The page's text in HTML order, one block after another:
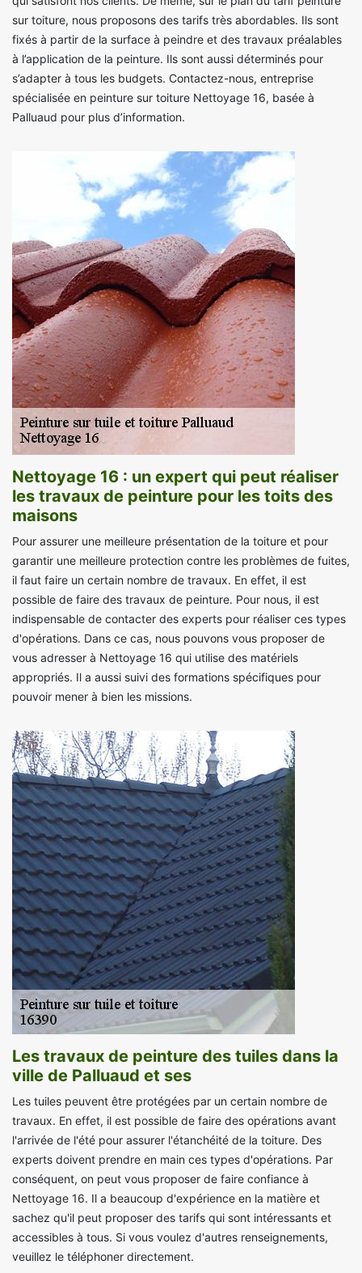
sur toiture, nous proposons des tarifs très abordables. Ils sont
fixés à partir de la surface à peindre et des travaux préalables
à l’application de la peinture. Ils sont aussi déterminés pour
s’adapter à tous les budgets. Contactez-nous, entreprise
spécialisée en peinture sur toiture Nettoyage 16, basée à
Palluaud pour plus d’information.
Nettoyage 16 : un expert qui peut réaliser
les travaux de peinture pour les toits des
maisons
Pour assurer une meilleure présentation de la toiture et pour
garantir une meilleure protection contre les problèmes de fuites,
il faut faire un certain nombre de travaux. En effet, il est
possible de faire des travaux de peinture. Pour nous, il est
indispensable de contacter des experts pour réaliser ces types
d'opérations. Dans ce cas, nous pouvons vous proposer de
vous adresser à Nettoyage 16 qui utilise des matériels
appropriés. Il a aussi suivi des formations spécifiques pour
pouvoir mener à bien les missions.
Les travaux de peinture des tuiles dans la
ville de Palluaud et ses
Les tuiles peuvent être protégées par un certain nombre de
travaux. En effet, il est possible de faire des opérations avant
l'arrivée de l'été pour assurer l'étanchéité de la toiture. Des
experts doivent prendre en main ces types d'opérations. Par
conséquent, on peut vous proposer de faire confiance à
Nettoyage 16. Il a beaucoup d'expérience en la matière et
sachez qu'il peut proposer des tarifs qui sont intéressants et
accessibles à tous. Si vous voulez d'autres renseignements,
veuillez le téléphoner directement.